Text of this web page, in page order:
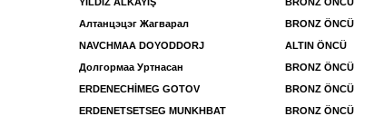
Алтанцэцэг Жагварал
BRONZ ÖNCÜ
NAVCHMAA DOYODDORJ
ALTIN ÖNCÜ
Долгормаа Уртнасан
BRONZ ÖNCÜ
ERDENECHİMEG GOTOV
BRONZ ÖNCÜ
ERDENETSETSEG MUNKHBAT
BRONZ ÖNCÜ